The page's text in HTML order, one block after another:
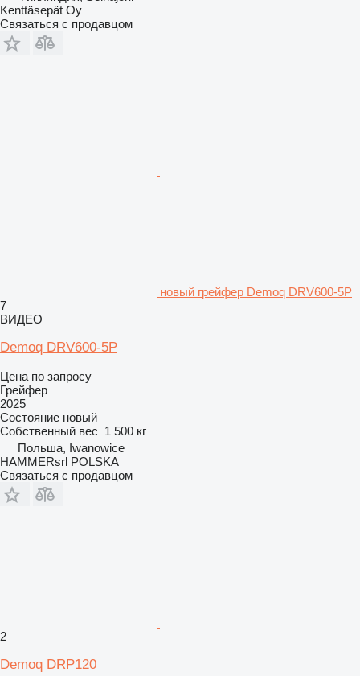
Kenttäsepät Oy
Связаться с продавцом
новый грейфер Demoq DRV600-5P
7
ВИДЕО
Demoq DRV600-5P
Цена по запросу
Грейфер
2025
Состояние новый
Собственный вес 1 500 кг
Польша, Iwanowice
HAMMERsrl POLSKA
Связаться с продавцом
2
Demoq DRP120